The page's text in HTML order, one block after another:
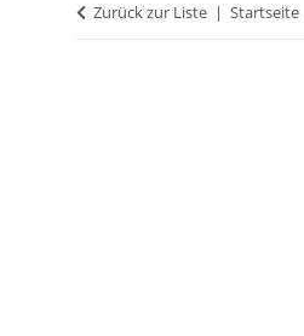
Zurück zur Liste Startseite